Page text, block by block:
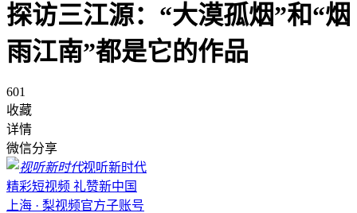
探访三江源：“大漠孤烟”和“烟
雨江南”都是它的作品
601
收藏
详情
微信分享
视听新时代
精彩短视频 礼赞新中国
上海 · 梨视频官方子账号